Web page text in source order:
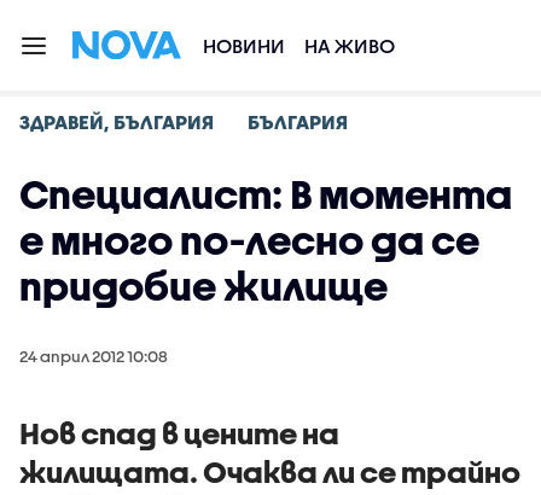
НОВИНИ НА ЖИВО
ЗДРАВЕЙ, БЪЛГАРИЯ БЪЛГАРИЯ
Специалист: В момента
е много по-лесно да се
придобие жилище
24 април 2012 10:08
Нов спад в цените на
жилищата. Очаква ли се трайно